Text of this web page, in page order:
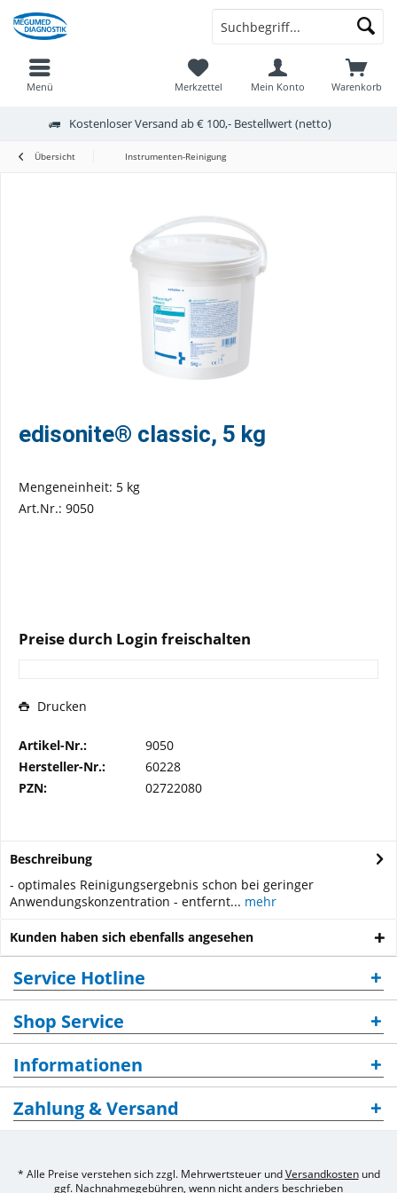
Kostenloser Versand ab € 100,- Bestellwert (netto)
Warenkorb
Merkzettel Mein Konto
Menü
Übersicht Instrumenten-Reinigung
edisonite® classic, 5 kg
Mengeneinheit: 5 kg
Art.Nr.: 9050
Preise durch Login freischalten
Drucken
Artikel-Nr.:
9050
Hersteller-Nr.:
60228
PZN:
02722080
Beschreibung
- optimales Reinigungsergebnis schon bei geringer
Anwendungskonzentration - entfernt... mehr
Kunden haben sich ebenfalls angesehen
Service Hotline
Shop Service
Informationen
Zahlung & Versand
* Alle Preise verstehen sich zzgl. Mehrwertsteuer undVersandkostenund
ggf. Nachnahmegebühren, wenn nicht anders beschrieben